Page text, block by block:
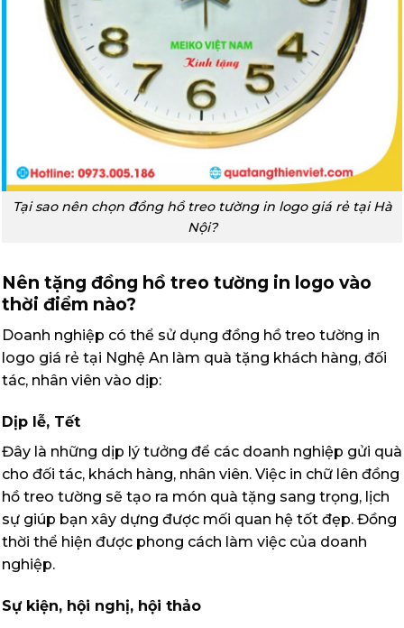
Tại sao nên chọn đồng hồ treo tường in logo giá rẻ tại Hà
Nội?
Nên tặng đồng hồ treo tường in logo vào
thời điểm nào?
Doanh nghiệp có thể sử dụng đồng hồ treo tường in
logo giá rẻ tại Nghệ An làm quà tặng khách hàng, đối
tác, nhân viên vào dịp:
Dịp lễ, Tết
Đây là những dịp lý tưởng để các doanh nghiệp gửi quà
cho đối tác, khách hàng, nhân viên. Việc in chữ lên đồng
hồ treo tường sẽ tạo ra món quà tặng sang trọng, lịch
sự giúp bạn xây dựng được mối quan hệ tốt đẹp. Đồng
thời thể hiện được phong cách làm việc của doanh
nghiệp.
Sự kiện, hội nghị, hội thảo